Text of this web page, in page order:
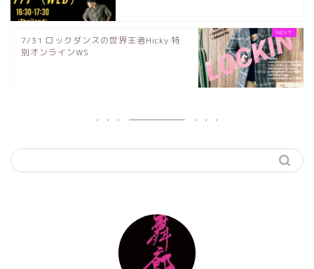
7/31 ロックダンスの世界王者Hicky 特
別オンラインWS